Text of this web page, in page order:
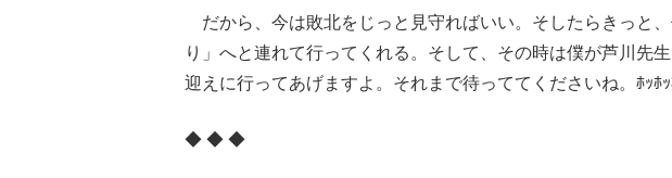
だから、今は敗北をじっと見守ればいい。そしたらきっと
り」へと連れて行ってくれる。そして、その時は僕が芦川先
迎えに行ってあげますよ。それまで待っててくださいね。ﾎｯﾎｯ
◆ ◆ ◆